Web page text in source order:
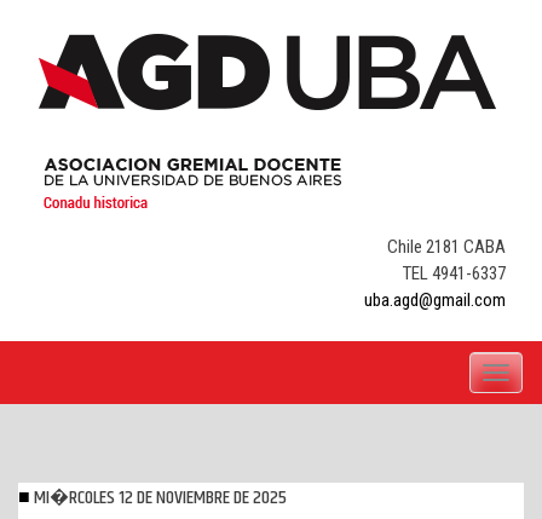
content
Chile 2181 CABA
TEL 4941-6337
uba.agd@gmail.com
Toggle
MI�RCOLES 12 DE NOVIEMBRE DE 2025